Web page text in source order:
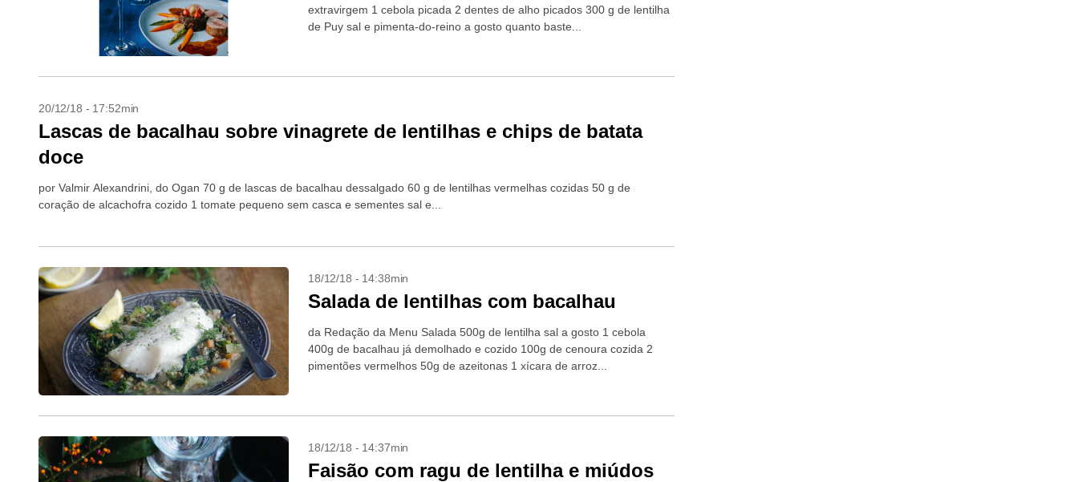
extravirgem 1 cebola picada 2 dentes de alho picados 300 g de lentilha
de Puy sal e pimenta-do-reino a gosto quanto baste...
20/12/18 - 17:52min
Lascas de bacalhau sobre vinagrete de lentilhas e chips de batata
doce
por Valmir Alexandrini, do Ogan 70 g de lascas de bacalhau dessalgado 60 g de lentilhas vermelhas cozidas 50 g de
coração de alcachofra cozido 1 tomate pequeno sem casca e sementes sal e...
18/12/18 - 14:38min
Salada de lentilhas com bacalhau
da Redação da Menu Salada 500g de lentilha sal a gosto 1 cebola
400g de bacalhau já demolhado e cozido 100g de cenoura cozida 2
pimentões vermelhos 50g de azeitonas 1 xícara de arroz...
18/12/18 - 14:37min
Faisão com ragu de lentilha e miúdos